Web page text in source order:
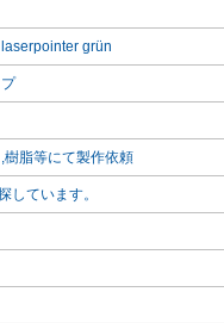
grün
脂等にて製作依頼
しています。